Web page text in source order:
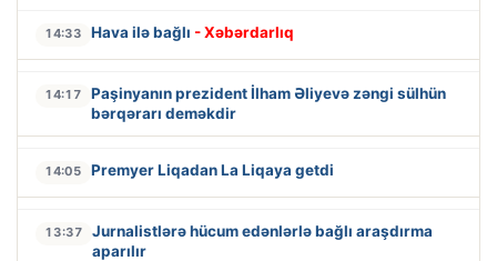
14:33 Hava ilə bağlı - Xəbərdarlıq
14:17
Paşinyanın prezident İlham Əliyevə zəngi sülhün
bərqərarı deməkdir
14:05 Premyer Liqadan La Liqaya getdi
13:37
Jurnalistlərə hücum edənlərlə bağlı araşdırma
aparılır